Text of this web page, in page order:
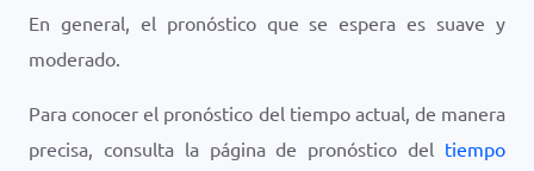
En general, el pronóstico que se espera es suave y
moderado.
Para conocer el pronóstico del tiempo actual, de manera
precisa, consulta la página de pronóstico del tiempo